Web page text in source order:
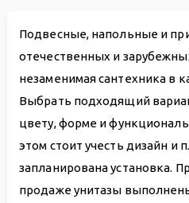
Подвесные, напольные и
отечественных и
незаменимая сантехника в
Выбрать подходящий
цвету, форме и
этом стоит учесть дизайн
запланирована установка.
продаже унитазы